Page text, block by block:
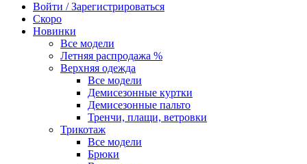
Войти / Зарегистрироваться
Скоро
Новинки
Все модели
Летняя распродажа %
Верхняя одежда
Все модели
Демисезонные куртки
Демисезонные пальто
Тренчи, плащи, ветровки
Трикотаж
Все модели
Брюки